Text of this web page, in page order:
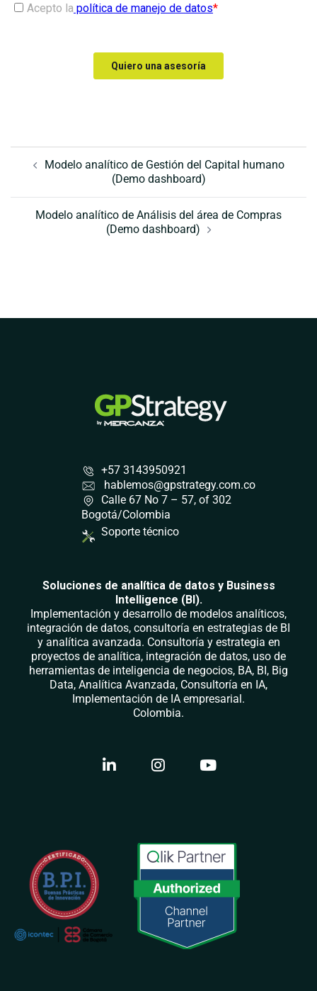
Navegación
Modelo analítico de Gestión del Capital humano
(Demo dashboard)
Modelo analítico de Análisis del área de Compras
(Demo dashboard)
+57 3143950921
hablemos@gpstrategy.com.co
Calle 67 No 7 – 57, of 302
Bogotá/Colombia
Soporte técnico
Soluciones de analítica de datos y Business
Intelligence (BI).
Implementación y desarrollo de modelos analíticos,
integración de datos, consultoría en estrategias de BI
y analítica avanzada. Consultoría y estrategia en
proyectos de analítica, integración de datos, uso de
herramientas de inteligencia de negocios, BA, BI, Big
Data, Analítica Avanzada, Consultoría en IA,
Implementación de IA empresarial.
Colombia.